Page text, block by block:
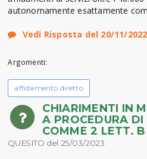
autonomamente esattamente
Vedi Risposta del 20/11/2022
Argomenti:
affidamento diretto
CHIARIMENTI IN
A PROCEDURA
COMME 2 LETT.
QUESITO del 25/03/2023